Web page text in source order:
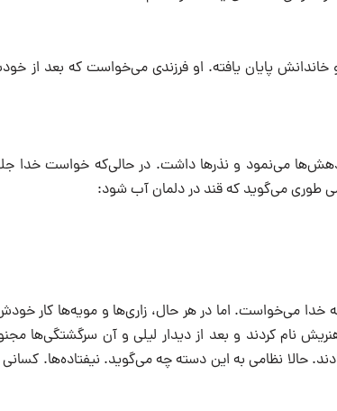
پایان یافته. او فرزندی می‌خواست که بعد از
می‌نمود و نذرها داشت. در حالی‌که خواست خدا
طوری می‌گوید که قند در دلمان آب شود:
خدا می‌خواست. اما در هر حال،‌ زاری‌ها و مویه‌ها کار
نام‌ کردند و بعد از دیدار لیلی و آن سرگشتگی‌ها
حالا نظامی به این دسته چه می‌گوید. نیفتاده‌ها.‌